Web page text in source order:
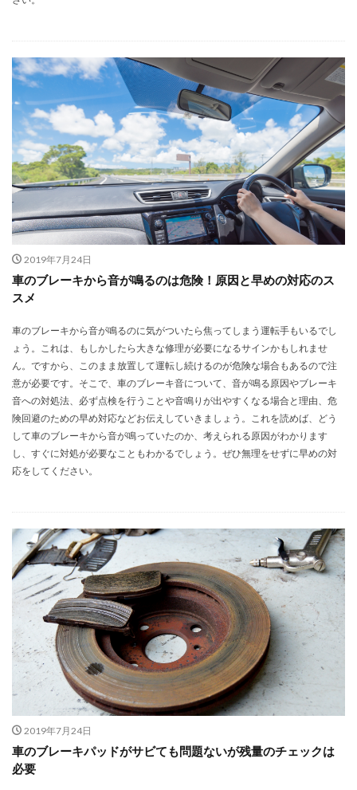
2019年7月24日
車のブレーキから音が鳴るのは危険！原因と早めの対応のス
スメ
車のブレーキから音が鳴るのに気がついたら焦ってしまう運転手もいるでし
ょう。これは、もしかしたら大きな修理が必要になるサインかもしれませ
ん。ですから、このまま放置して運転し続けるのが危険な場合もあるので注
意が必要です。そこで、車のブレーキ音について、音が鳴る原因やブレーキ
音への対処法、必ず点検を行うことや音鳴りが出やすくなる場合と理由、危
険回避のための早め対応などお伝えしていきましょう。これを読めば、どう
して車のブレーキから音が鳴っていたのか、考えられる原因がわかります
し、すぐに対処が必要なこともわかるでしょう。ぜひ無理をせずに早めの対
応をしてください。
2019年7月24日
車のブレーキパッドがサビても問題ないが残量のチェックは
必要